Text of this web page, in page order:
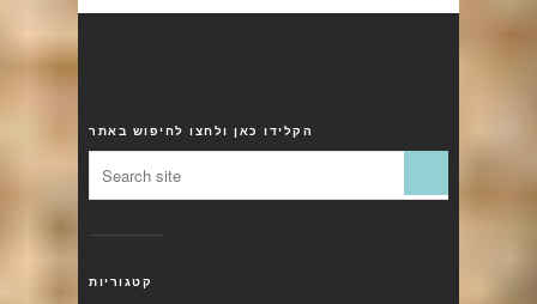
הקלידו כאן ולחצו לחיפוש באתר
קטגוריות